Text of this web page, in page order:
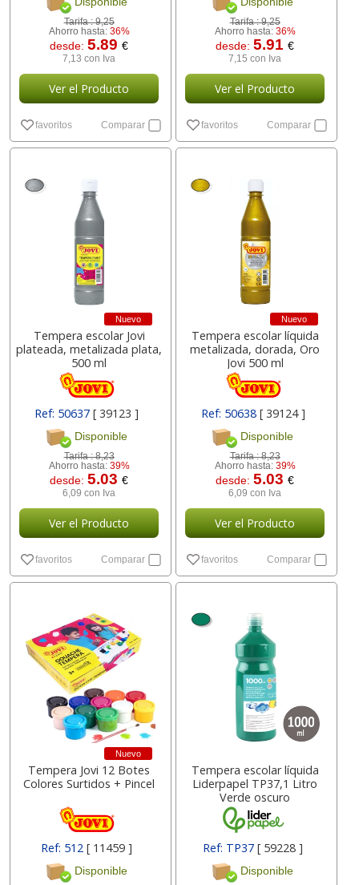
Tarifa :9,25
Ahorro hasta: 36%
desde:5.89€
7,13 con Iva
Ver el Producto
favoritos Comparar
Tarifa :9,25
Ahorro hasta: 36%
desde:5.91€
7,15 con Iva
Ver el Producto
favoritos Comparar
Nuevo
Tempera escolar Jovi
plateada, metalizada plata,
500 ml
Ref: 50637[ 39123 ]
Disponible
Tarifa :8,23
Ahorro hasta: 39%
desde:5.03€
6,09 con Iva
Ver el Producto
favoritos Comparar
Nuevo
Tempera escolar líquida
metalizada, dorada, Oro
Jovi 500 ml
Ref: 50638 [ 39124 ]
Disponible
Tarifa :8,23
Ahorro hasta: 39%
desde:5.03€
6,09 con Iva
Ver el Producto
favoritos Comparar
Nuevo
Tempera Jovi 12 Botes
Colores Surtidos + Pincel
Ref: 512[ 11459 ]
Disponible
Tempera escolar líquida
Liderpapel TP37,1 Litro
Verde oscuro
Ref: TP37 [ 59228 ]
Disponible